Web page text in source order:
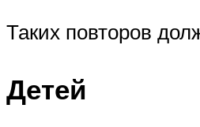
Таких повторов
Детей